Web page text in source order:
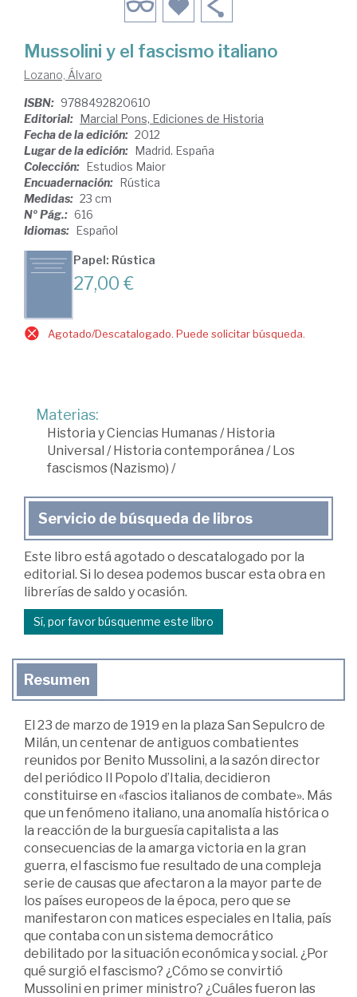
Mussolini y el fascismo italiano
Lozano, Álvaro
ISBN: 9788492820610
Editorial: Marcial Pons, Ediciones de Historia
Fecha de la edición: 2012
Lugar de la edición: Madrid. España
Colección: Estudios Maior
Encuadernación: Rústica
Medidas: 23 cm
Nº Pág.: 616
Idiomas: Español
Papel: Rústica
27,00 €
Agotado/Descatalogado. Puede solicitar búsqueda.
Materias:
Historia y Ciencias Humanas/Historia
Universal /Historia contemporánea /Los
fascismos (Nazismo) /
Servicio de búsqueda de libros
Este libro está agotado o descatalogado por la
editorial. Si lo desea podemos buscar esta obra en
librerías de saldo y ocasión.
Sí, por favor búsquenme este libro
Resumen
El 23 de marzo de 1919 en la plaza San Sepulcro de
Milán, un centenar de antiguos combatientes
reunidos por Benito Mussolini, a la sazón director
del periódico Il Popolo d’Italia, decidieron
constituirse en «fascios italianos de combate». Más
que un fenómeno italiano, una anomalía histórica o
la reacción de la burguesía capitalista a las
consecuencias de la amarga victoria en la gran
guerra, el fascismo fue resultado de una compleja
serie de causas que afectaron a la mayor parte de
los países europeos de la época, pero que se
manifestaron con matices especiales en Italia, país
que contaba con un sistema democrático
debilitado por la situación económica y social. ¿Por
qué surgió el fascismo? ¿Cómo se convirtió
Mussolini en primer ministro? ¿Cuáles fueron las